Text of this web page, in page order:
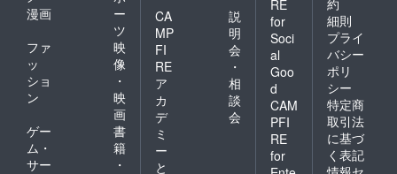
漫画
ー
ツ
ファ
ッ
ショ
ン
映
像
・
映
画
ゲー
ム・
サー
書
籍
・
CA
MP
FI
RE
ア
カ
デ
ミ
ー
と
説
明
会
・
相
談
会
RE
for
Soci
al
Goo
d
CAM
PFI
RE
for
約
細則
プライ
バシー
ポリ
シー
特定商
取引法
に基づ
く表記